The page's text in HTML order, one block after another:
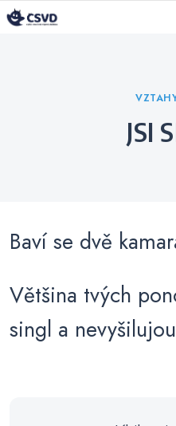
JSI
Baví se dvě
Většina tvých
singl a